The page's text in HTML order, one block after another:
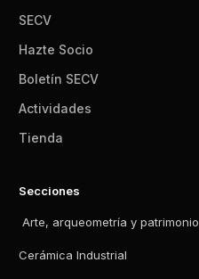
SECV
Hazte Socio
Boletín SECV
Actividades
Tienda
Secciones
Arte, arqueometría y patrimonio
Cerámica Industrial